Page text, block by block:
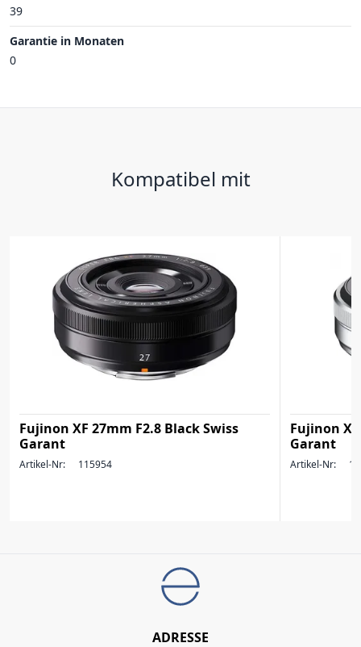
39
Garantie in Monaten
0
Kompatibel mit
Fujinon XF 27mm F2.8 Black Swiss
Garant
Artikel-Nr: 115954
Fujinon
Garant
Artikel-Nr:
ADRESSE